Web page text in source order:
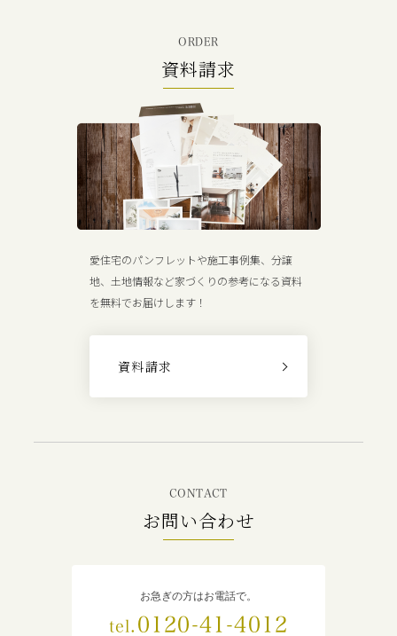
ORDER
資料請求
愛住宅のパンフレットや施工事例集、分譲
地、土地情報など家づくりの参考になる資料
を無料でお届けします！
資料請求
CONTACT
お問い合わせ
お急ぎの方はお電話で。
tel. 0120-41-4012